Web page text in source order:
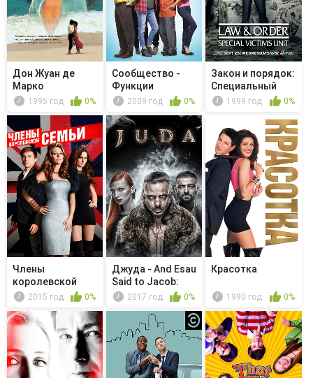
Дон Жуан де
Марко
1995 год 0%
Сообщество -
Функции
безопасности,
2009 год 0%
Закон и порядок:
Специальный
корпус -...
1999 год 0%
Члены
королевской
семьи - Black as
2015 год 0%
Джуда - And Esau
Said to Jacob:
Pour ...2017 год 0%
Красотка
1990 год 0%